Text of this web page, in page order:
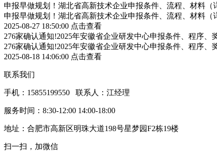
申报早做规划！湖北省高新技术企业申报条件、流程、材料（
申报早做规划！湖北省高新技术企业申报条件、流程、材料（
2025-08-27 18:50:00 点击查看
276家确认通知!2025年安徽省企业研发中心申报条件、程序、
276家确认通知!2025年安徽省企业研发中心申报条件、程序、
2025-08-18 14:06:00 点击查看
联系我们
手机：15855199550 联系人：江经理
服务时间：8:30-12:00 14:00-18:00
地址：合肥市高新区明珠大道198号星梦园F2栋19楼
扫一扫，加微信